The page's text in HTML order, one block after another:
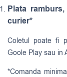
Plata
curier*
Coletul poate fi
Goole Play sau in
*Comanda